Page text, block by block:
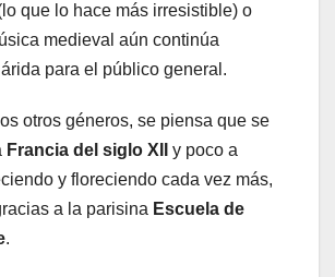
que lo hace más irresistible) o
medieval aún continúa
para el público general.
otros géneros, se piensa que se
Francia del siglo XII
y poco a
y floreciendo cada vez más,
a la parisina Escuela de
.